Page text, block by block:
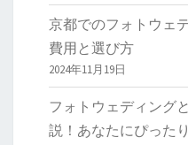
京都でのフォトウェ
費用と選び方
2024年11月19日
フォトウェディング
説！あなたにぴった